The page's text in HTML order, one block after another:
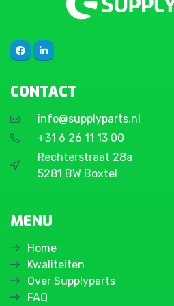
CONTACT
info@supplyparts.nl
+31 6 26 11 13 00
Rechterstraat 28a
5281 BW Boxtel
MENU
Home
Kwaliteiten
Over Supplyparts
FAQ